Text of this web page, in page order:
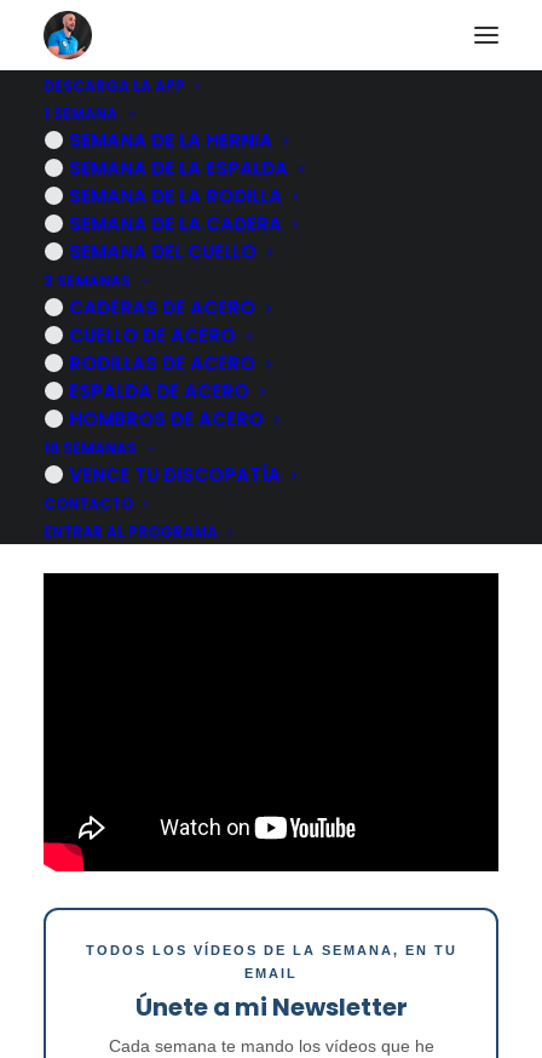
DESCARGA LA APP
1 SEMANA
SEMANA DE LA HERNIA
SEMANA DE LA ESPALDA
SEMANA DE LA RODILLA
SEMANA DE LA CADERA
SEMANA DEL CUELLO
3 SEMANAS
CADERAS DE ACERO
CUELLO DE ACERO
RODILLAS DE ACERO
ESPALDA DE ACERO
HOMBROS DE ACERO
16 SEMANAS
VENCE TU DISCOPATÍA
CONTACTO
ENTRAR AL PROGRAMA
¿Esta la postura de la
columna dorsal
asociada con el
desarrollo de dolor
de hombro?
13 NOVIEMBRE, 2022 |
TODOS LOS VÍDEOS DE LA SEMANA, EN TU
EMAIL
Únete a mi Newsletter
Cada semana te mando los vídeos que he